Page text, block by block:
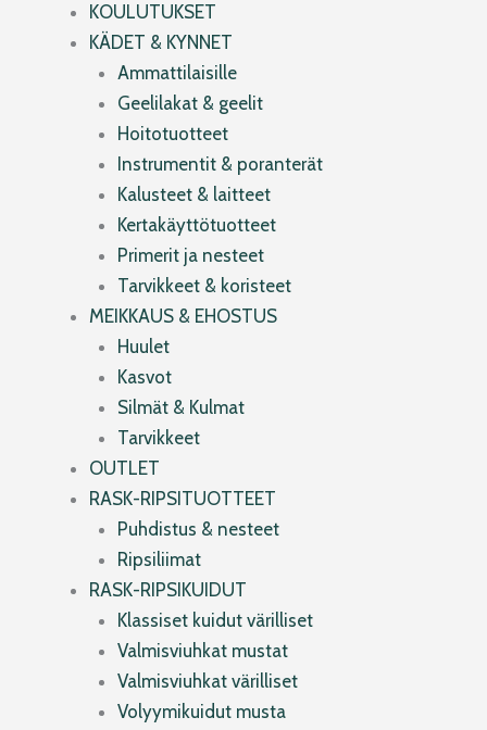
KOULUTUKSET
KÄDET & KYNNET
Ammattilaisille
Geelilakat & geelit
Hoitotuotteet
Instrumentit & poranterät
Kalusteet & laitteet
Kertakäyttötuotteet
Primerit ja nesteet
Tarvikkeet & koristeet
MEIKKAUS & EHOSTUS
Huulet
Kasvot
Silmät & Kulmat
Tarvikkeet
OUTLET
RASK-RIPSITUOTTEET
Puhdistus & nesteet
Ripsiliimat
RASK-RIPSIKUIDUT
Klassiset kuidut värilliset
Valmisviuhkat mustat
Valmisviuhkat värilliset
Volyymikuidut musta